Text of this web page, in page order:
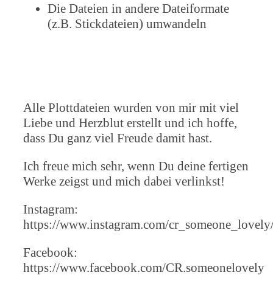
Die Dateien in andere Dateiformate
(z.B. Stickdateien) umwandeln
Alle Plottdateien wurden von mir mit viel
Liebe und Herzblut erstellt und ich hoffe,
dass Du ganz viel Freude damit hast.
Ich freue mich sehr, wenn Du deine fertigen
Werke zeigst und mich dabei verlinkst!
Instagram:
https://www.instagram.com/
Facebook:
https://www.facebook.com/CR.someonelovely